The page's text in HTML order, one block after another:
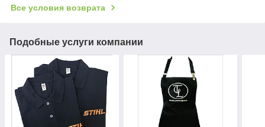
Все условия возврата
Подобные услуги компании